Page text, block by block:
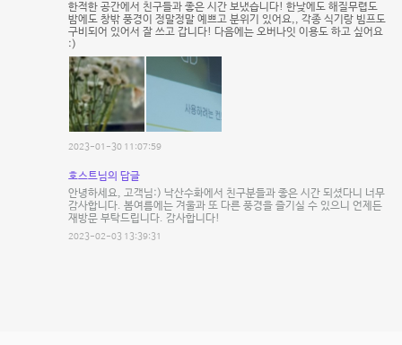
한적한 공간에서 친구들과 좋은 시간 보냈습니다! 한낮에도 해질무렵도
밤에도 창밖 풍경이 정말정말 예쁘고 분위기 있어요,, 각종 식기랑 빔프도
구비되어 있어서 잘 쓰고 갑니다! 다음에는 오버나잇 이용도 하고 싶어요
:)
2023-01-30 11:07:59
호스트님의 답글
안녕하세요, 고객님:) 낙산수화에서 친구분들과 좋은 시간 되셨다니 너무
감사합니다. 봄여름에는 겨울과 또 다른 풍경을 즐기실 수 있으니 언제든
재방문 부탁드립니다. 감사합니다!
2023-02-03 13:39:31